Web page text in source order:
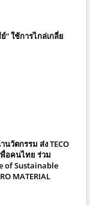
” ใช้การไกล่เกลี่ย
วัตกรรม ส่ง TECO
อคนไทย ร่วม
of Sustainable
MATERIAL